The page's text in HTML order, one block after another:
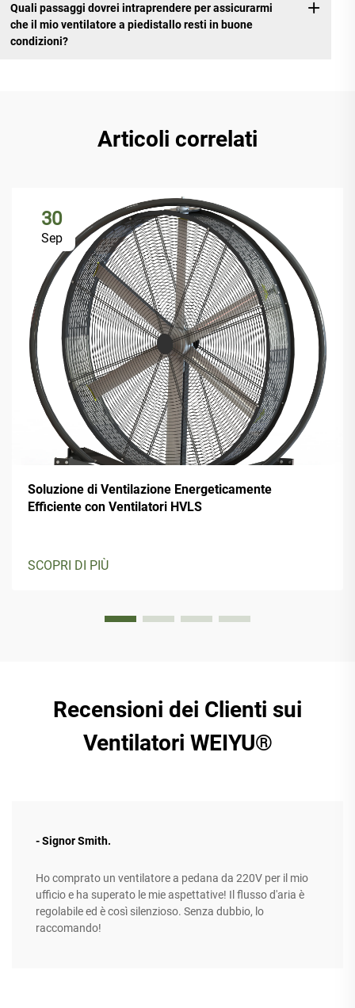
Quali passaggi dovrei intraprendere per assicurarmi
che il mio ventilatore a piedistallo resti in buone
condizioni?
Articoli correlati
30
Sep
Soluzione di Ventilazione Energeticamente
Efficiente con Ventilatori HVLS
SCOPRI DI PIÙ
Recensioni dei Clienti sui
Ventilatori WEIYU®
- Signor Smith.
Ho comprato un ventilatore a pedana da 220V per il mio
ufficio e ha superato le mie aspettative! Il flusso d'aria è
regolabile ed è così silenzioso. Senza dubbio, lo
raccomando!